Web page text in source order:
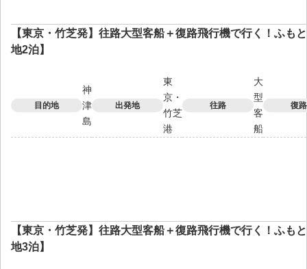
【東京・竹芝発】往路大型客船＋復路飛行機で行く！ふも
地2泊】
目的地
神
津
島
出発地
東
京・
竹芝
港
往路
大
型
客
船
復路
【東京・竹芝発】往路大型客船＋復路飛行機で行く！ふも
地3泊】